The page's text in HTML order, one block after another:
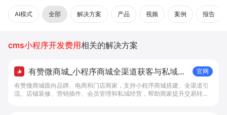
AI模式 全部 解决方案 产品 视频 案例 报告
cms小程序开发费用相关的解决方案
有赞微商城_小程序商城全渠道获客与私域复
购工具 - 做生意, 找有赞
官网
有赞微商城面向品牌、电商和门店商家，支持小程序商城搭建、全渠道引
流、店铺装修、营销插件、会员管理和私域经营，帮助商家提升交易转化